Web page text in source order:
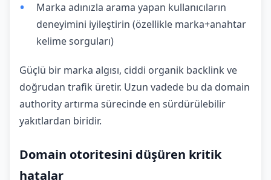
Marka adınızla arama yapan kullanıcıların
deneyimini iyileştirin (özellikle marka+anahtar
kelime sorguları)
Güçlü bir marka algısı, ciddi organik backlink ve
doğrudan trafik üretir. Uzun vadede bu da domain
authority artırma sürecinde en sürdürülebilir
yakıtlardan biridir.
Domain otoritesini düşüren kritik
hatalar